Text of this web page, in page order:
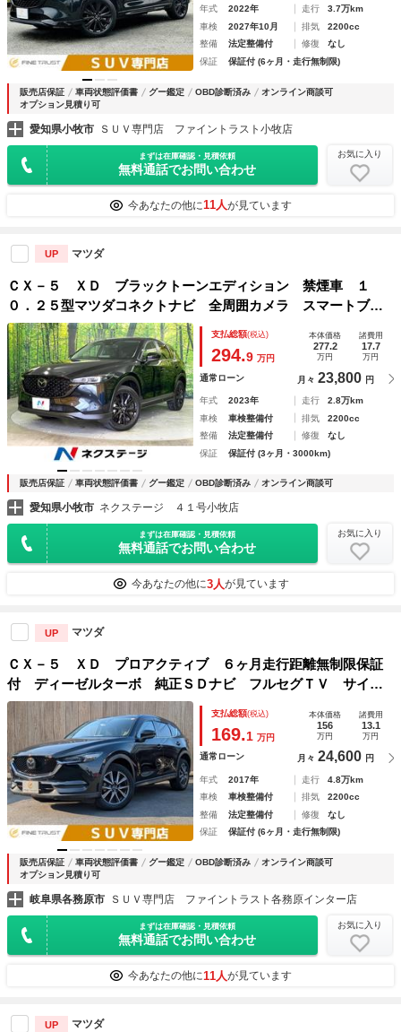
年式 2022年 走行
3.7万km
車検
2027年10月 排気
2200cc
整備
法定整備付 修復
なし
保証
保証付 (6ヶ月・走行無制限)
販売店保証 車両状態評価書 グー鑑定 OBD診断済み
オンライン商談可
オプション見積り可
愛知県小牧市 ＳＵＶ専門店 ファイントラスト小牧店
まずは在庫確認・見積依頼
無料通話でお問い合わせ
お気に入り
今あなたの他に11人が見ています
UP マツダ
ＣＸ－５ ＸＤ ブラックトーンエディション 禁煙車 １
０．２５型マツダコネクトナビ 全周囲カメラ スマートブレ
ーキサポート レーダークルーズ パワーバックドア ステア
リングヒーター シートヒーター ＥＴＣ パワーシート
支払総額(税込)
294.9 万円
本体価格
277.2
万円
諸費用
17.7
万円
通常ローン 月々 23,800 円
年式 2023年 走行
2.8万km
車検
車検整備付 排気
2200cc
整備
法定整備付 修復
なし
保証
保証付 (3ヶ月・3000km)
販売店保証 車両状態評価書 グー鑑定 OBD診断済み オンライン商談可
愛知県小牧市 ネクステージ ４１号小牧店
まずは在庫確認・見積依頼
無料通話でお問い合わせ
お気に入り
今あなたの他に3人が見ています
UP マツダ
ＣＸ－５ ＸＤ プロアクティブ ６ヶ月走行距離無制限保証
付 ディーゼルターボ 純正ＳＤナビ フルセグＴＶ サイド
カメラ バックカメラ ＥＴＣ レーダークルーズ シートヒ
ーター ＢＯＳＥサウンド ステアリングヒーター 衝突軽減
ブレーキ
支払総額(税込)
169.1 万円
本体価格
156
万円
諸費用
13.1
万円
通常ローン 月々 24,600 円
年式 2017年 走行
4.8万km
車検
車検整備付 排気
2200cc
整備
法定整備付 修復
なし
保証
保証付 (6ヶ月・走行無制限)
販売店保証 車両状態評価書 グー鑑定 OBD診断済み
オンライン商談可
オプション見積り可
岐阜県各務原市 ＳＵＶ専門店 ファイントラスト各務原インター店
まずは在庫確認・見積依頼
無料通話でお問い合わせ
お気に入り
今あなたの他に11人が見ています
UP マツダ